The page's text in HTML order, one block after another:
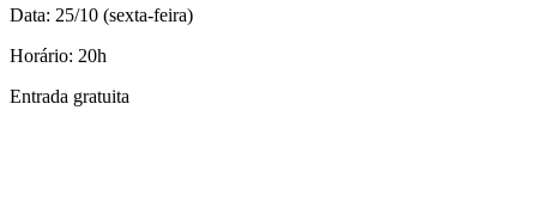
Data: 25/10 (sexta-feira)
Horário: 20h
Entrada gratuita